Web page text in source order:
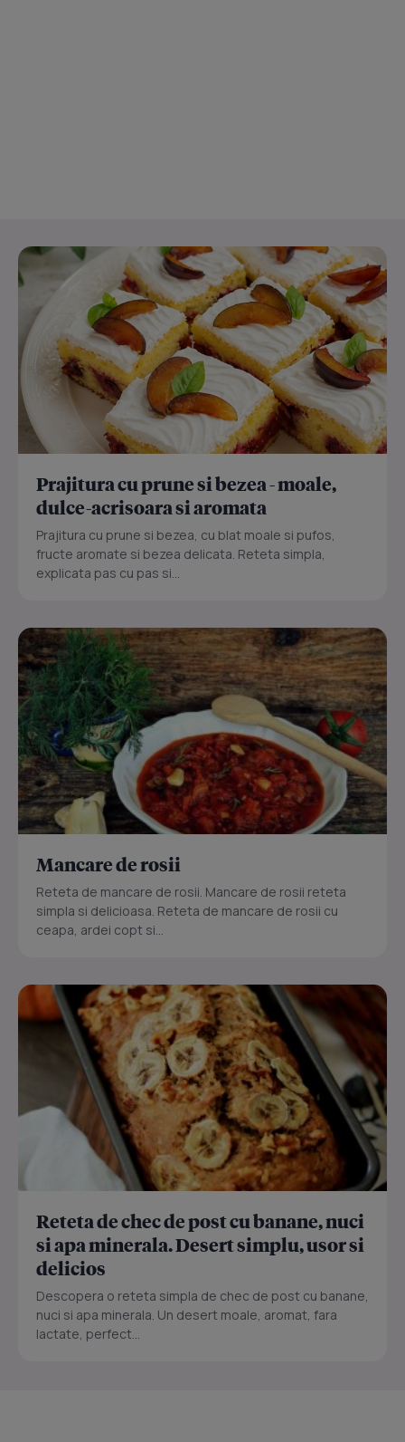
Prajitura cu prune si bezea - moale,
dulce-acrisoara si aromata
Prajitura cu prune si bezea, cu blat moale si pufos,
fructe aromate si bezea delicata. Reteta simpla,
explicata pas cu pas si...
Mancare de rosii
Reteta de mancare de rosii. Mancare de rosii reteta
simpla si delicioasa. Reteta de mancare de rosii cu
ceapa, ardei copt si...
Reteta de chec de post cu banane, nuci
si apa minerala. Desert simplu, usor si
delicios
Descopera o reteta simpla de chec de post cu banane,
nuci si apa minerala. Un desert moale, aromat, fara
lactate, perfect...